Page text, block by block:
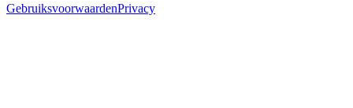
GebruiksvoorwaardenPrivacy